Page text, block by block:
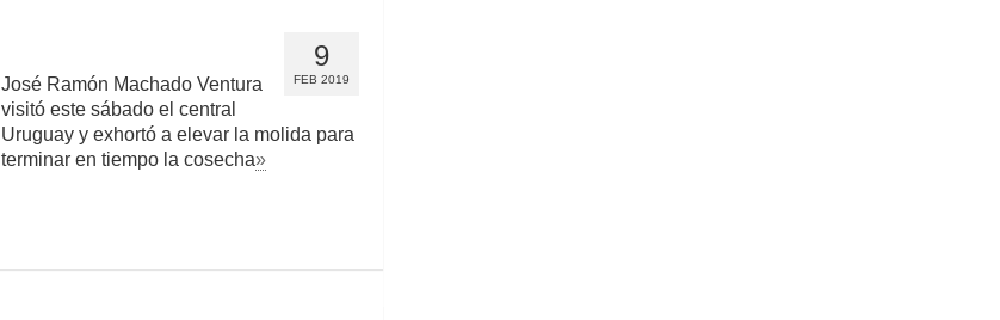
9
FEB 2019
José Ramón Machado Ventura
visitó este sábado el central
Uruguay y exhortó a elevar la molida para
terminar en tiempo la cosecha»